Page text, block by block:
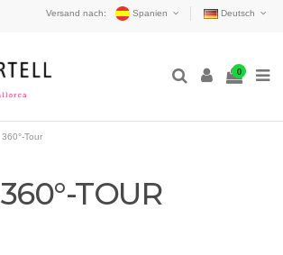
Versand nach: Spanien Deutsch
0
360°-Tour
360°-TOUR